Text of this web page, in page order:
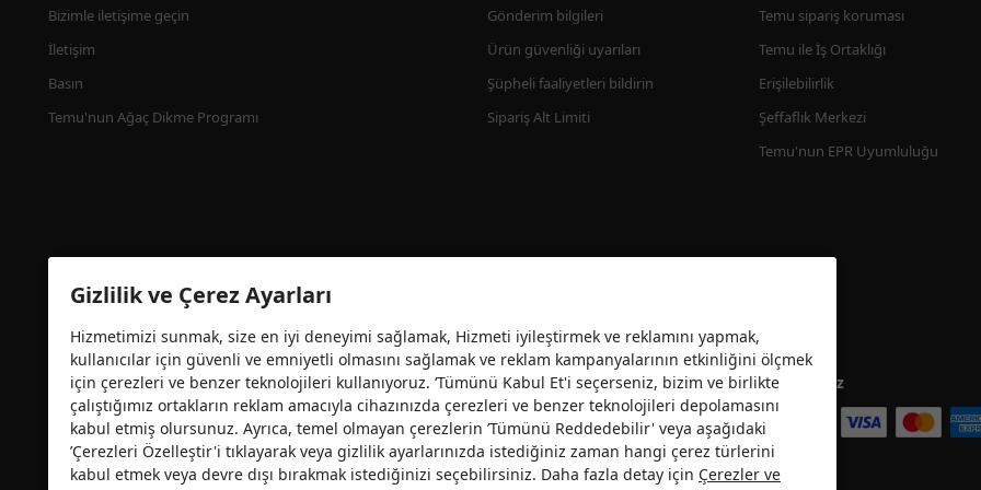
Bizimle iletişime geçin
İletişim
Basın
Temu'nun Ağaç Dikme Programı
Gönderim bilgileri
Ürün güvenliği uyarıları
Şüpheli faaliyetleri bildirin
Sipariş Alt Limiti
Temu sipariş koruması
Temu ile İş Ortaklığı
Erişilebilirlik
Şeffaflık Merkezi
Temu'nun EPR Uyumluluğu
Güvenlik sertifikası Kabul ediyoruz
Gizlilik ve Çerez Ayarları
Hizmetimizi sunmak, size en iyi deneyimi sağlamak, Hizmeti iyileştirmek ve reklamını yapmak,
kullanıcılar için güvenli ve emniyetli olmasını sağlamak ve reklam kampanyalarının etkinliğini ölçmek
için çerezleri ve benzer teknolojileri kullanıyoruz. ‘Tümünü Kabul Et'i seçerseniz, bizim ve birlikte
çalıştığımız ortakların reklam amacıyla cihazınızda çerezleri ve benzer teknolojileri depolamasını
kabul etmiş olursunuz. Ayrıca, temel olmayan çerezlerin ’Tümünü Reddedebilir' veya aşağıdaki
’Çerezleri Özelleştir'i tıklayarak veya gizlilik ayarlarınızda istediğiniz zaman hangi çerez türlerini
kabul etmek veya devre dışı bırakmak istediğinizi seçebilirsiniz. Daha fazla detay için Çerezler ve